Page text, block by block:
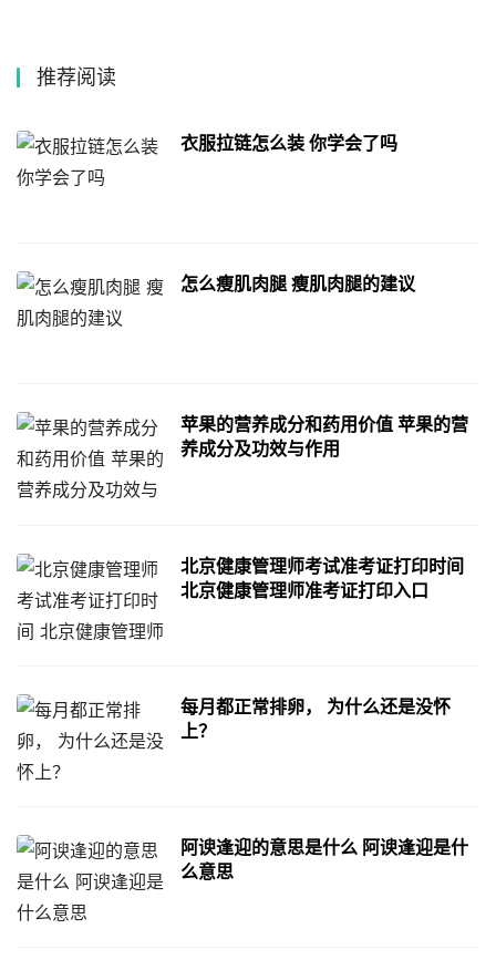
推荐阅读
衣服拉链怎么装 你学会了吗
怎么瘦肌肉腿 瘦肌肉腿的建议
苹果的营养成分和药用价值 苹果的营
养成分及功效与作用
北京健康管理师考试准考证打印时间
北京健康管理师准考证打印入口
每月都正常排卵， 为什么还是没怀
上？
阿谀逢迎的意思是什么 阿谀逢迎是什
么意思